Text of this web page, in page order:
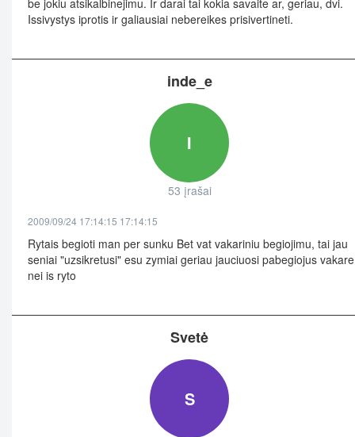
be jokiu atsikalbinejimu. Ir darai tai kokia savaite ar, geriau, dvi.
Issivystys iprotis ir galiausiai nebereikes prisivertineti.
inde_e
I
53 įrašai
2009/09/24 17:14:15 17:14:15
Rytais begioti man per sunku Bet vat vakariniu begiojimu, tai jau
seniai "uzsikretusi" esu zymiai geriau jauciuosi pabegiojus
nei is ryto
Svetė
S